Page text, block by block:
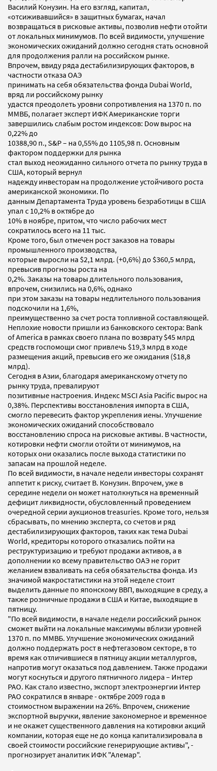
Василий Конузин. На его взгляд, капитал,
«отсиживавшийся» в защитных бумагах, начал
возвращаться в рисковые активы, позволив нефти отойти
от локальных минимумов. По всей видимости, улучшение
экономических ожиданий должно сегодня стать основной
для продолжения ралли на российском рынке.
Впрочем, ввиду ряда дестабилизирующих факторов, в
частности отказа ОАЭ
принимать на себя обязательства фонда Dubai World,
вряд ли российскому рынку
удастся преодолеть уровни сопротивления на 1370 п. по
ММВБ, полагает эксперт ИФК Американские торги
завершились слабым ростом индексов: Dow вырос на
0,22% до
10388,90 п., S&P – на 0,55% до 1105,98 п. Основным
фактором поддержки для рынка
стал выход неожиданно сильного отчета по рынку труда в
США, который вернул
надежду инвесторам на продолжение устойчивого роста
американской экономики. По
данным Департамента Труда уровень безработицы в США
упал с 10,2% в октябре до
10% в ноябре, притом, что число рабочих мест
сократилось всего на 11 тыс.
Кроме того, был отмечен рост заказов на товары
промышленного производства,
которые выросли на $2,1 млрд. (+0,6%) до $360,5 млрд,
превысив прогнозы роста на
0,2%. Заказы на товары длительного пользования,
впрочем, снизились на 0,6%, однако
при этом заказы на товары недлительного пользования
подскочили на 1,6%,
преимущественно за счет роста топливной составляющей.
Неплохие новости пришли из банковского сектора: Bank
of America в рамках своего плана по возврату $45 млрд
средств госпомощи смог привлечь $19,3 млрд в ходе
размещения акций, превысив его же ожидания ($18,8
млрд).
Сегодня в Азии, благодаря американскому отчету по
рынку труда, превалируют
позитивные настроения. Индекс MSCI Asia Pacific вырос на
0,38%. Перспективы восстановления импорта в США,
смогло перевесить фактор укрепления иены. Улучшение
экономических ожиданий способствовало
восстановлению спроса на рисковые активы. В частности,
котировки нефти смогли отойти от минимумов, на
которых они оказались после выхода статистики по
запасам на прошлой неделе.
По всей видимости, в начале недели инвесторы сохранят
аппетит к риску, считает В. Конузин. Впрочем, уже в
середине недели он может натолкнуться на временный
дефицит ликвидности, обусловленный проведением
очередной серии аукционов treasuries. Кроме того, нельзя
сбрасывать, по мнению эксперта, со счетов и ряд
дестабилизирующих факторов, таких как тема Dubai
World, кредиторы которого отказались пойти на
реструктуризацию и требуют продажи активов, а в
дополнении ко всему правительство ОАЭ не горит
желанием взваливать на себя обязательства фонда. Из
значимой макростатистики на этой неделе стоит
выделить данные по японскому ВВП, выходящие в среду, а
также розничные продажи в США и Китае, выходящие в
пятницу.
"По всей видимости, в начале недели российский рынок
сможет выйти на локальные максимумы вблизи уровней
1370 п. по ММВБ. Улучшение экономических ожиданий
должно поддержать рост в нефтегазовом секторе, в то
время как отличившиеся в пятницу акции металлургов,
напротив могут оказаться под давлением. Также продажи
могут коснуться и другого пятничного лидера – Интер
РАО. Как стало известно, экспорт электроэнергии Интер
РАО сократился в январе - октябре 2009 года в
стоимостном выражении на 26%. Впрочем, снижение
экспортной выручки, явление закономерное и временное
и не окажет существенного давления на котировки акций
компании, которая еще не до конца капитализировала в
своей стоимости российские генерирующие активы", -
прогнозирует аналитик ИФК "Алемар".